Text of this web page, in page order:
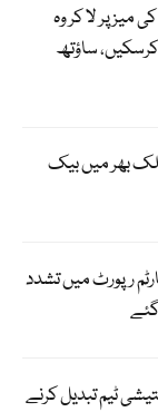
میز پر لا کر وہ
کرسکیں، ساؤتھ
سے ملک بھر میں بیک
رپورٹ میں تشدد
ٹیم تبدیل کرنے